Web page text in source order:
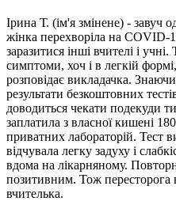
Ірина Т. (ім'я змінене) - завуч
жінка перехворіла на COVID-
заразитися інші вчителі і
симптоми, хоч і в легкій
розповідає викладачка.
результати безкоштовних
доводиться чекати подекуди
заплатила з власної кишені
приватних лабораторій. Тест
відчувала легку задуху і
вдома на лікарняному.
позитивним. Тож пересторога
вчителька.